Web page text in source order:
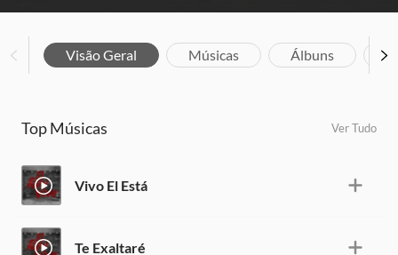
Visão Geral Músicas Álbuns
Top Músicas Ver Tudo
Vivo El Está
Te Exaltaré